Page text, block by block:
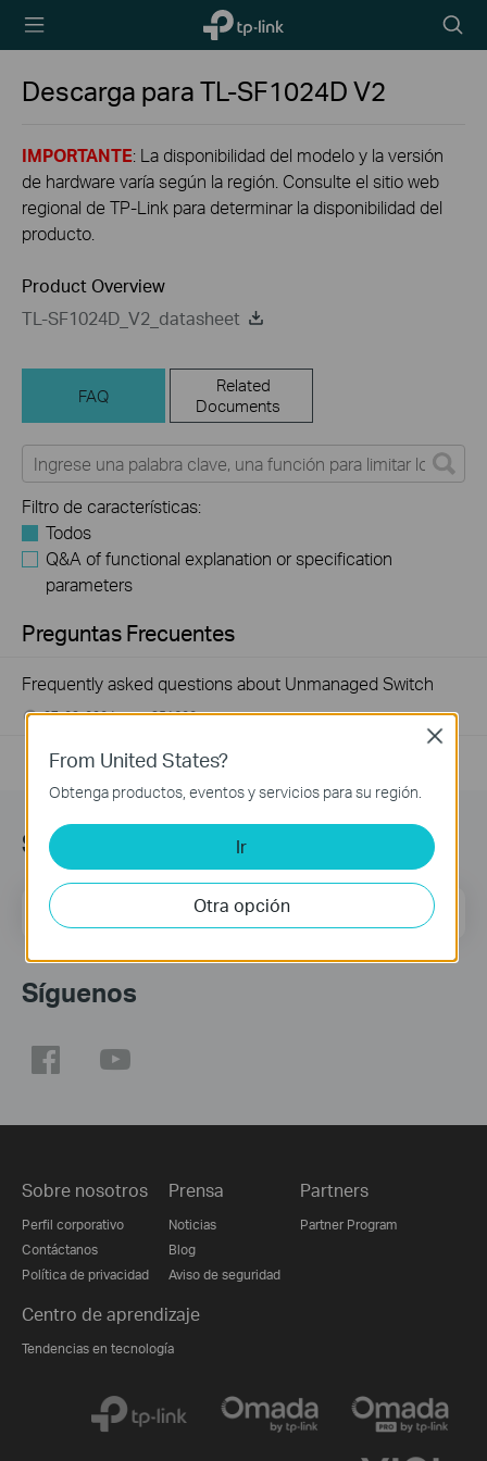
TP-Link,
Reliably
icon
Descarga paraTL-SF1024DV2
IMPORTANTE: La disponibilidad del modelo y la versión
de hardware varía según la región. Consulte el sitio web
regional de TP-Link para determinar la disponibilidad del
producto.
Product Overview
TL-SF1024D_V2_datasheet
FAQ
Related
Documents
Filtro de características:
Todos
Q&A of functional explanation or specification
parameters
Preguntas Frecuentes
Frequently asked questions about Unmanaged Switch
07-23-2024 351622views
Subscription
Dirección de correo Regístrate
Síguenos
Sobre nosotros
Perfil corporativo
Contáctanos
Política de privacidad
Prensa
Noticias
Blog
Aviso de seguridad
Partners
Partner Program
Centro de aprendizaje
Tendencias en tecnología
From United States?
Obtenga productos, eventos y servicios para su región.
Ir
Otra opción
Close